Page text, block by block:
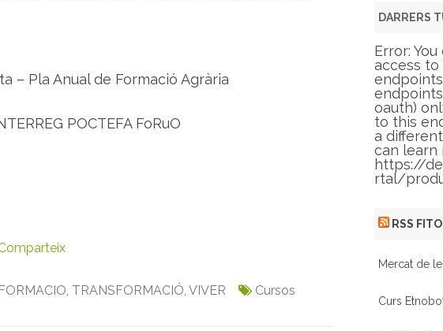
– Pla Anual de Formació Agrària
POCTEFA FoRuO
FORMACIO, TRANSFORMACIÓ, VIVER Cursos
g
r
i
e
s
DARRERS
Error:
access to
oauth)
to this
a
can learn
https://
rtal/
RSS
Mercat de
Curs